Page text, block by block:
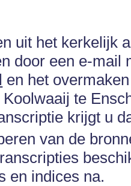
uit het kerkelijk
door een e-mail
en het
te
krijgt u
van de
en indices na.